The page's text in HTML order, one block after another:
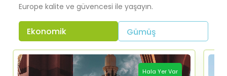
Europe kalite ve güvencesi ile yaşayın.
Ekonomik Gümüş
Hala Yer Var